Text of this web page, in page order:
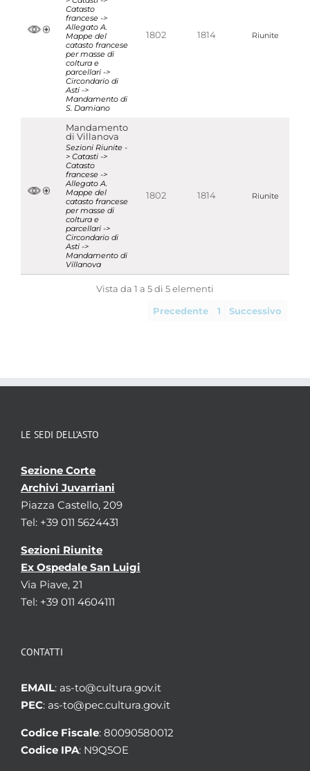
Catasto
francese ->
Allegato A.
Mappe del
catasto francese
per masse di
coltura e
parcellari ->
Circondario di
Asti ->
Mandamento di
S. Damiano
1802 1814 Riunite
Mandamento
di Villanova
Sezioni Riunite -
> Catasti ->
Catasto
francese ->
Allegato A.
Mappe del
catasto francese
per masse di
coltura e
parcellari ->
Circondario di
Asti ->
Mandamento di
Villanova
1802 1814 Riunite
Vista da 1 a 5 di 5 elementi
Precedente 1 Successivo
LE SEDI DELL’ASTO
Sezione Corte
Archivi Juvarriani
Piazza Castello, 209
Tel: +39 011 5624431
Sezioni Riunite
Ex Ospedale San Luigi
Via Piave, 21
Tel: +39 011 4604111
CONTATTI
EMAIL: as-to@cultura.gov.it
PEC: as-to@pec.cultura.gov.it
Codice Fiscale: 80090580012
Codice IPA: N9Q5OE